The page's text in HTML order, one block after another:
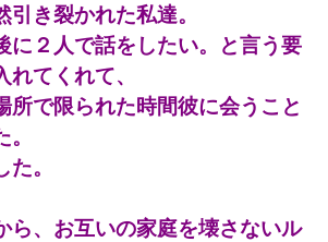
き裂かれた私達。
に２人で話をしたい。と言う要
てくれて、
所で限られた時間彼に会うこと
。
ら、お互いの家庭を壊さないル